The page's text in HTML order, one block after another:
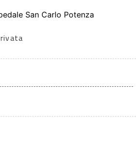
San Carlo Potenza